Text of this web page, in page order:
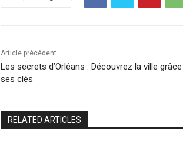
Article précédent
Les secrets d’Orléans : Découvrez la ville
ses clés
RELATED ARTICLES